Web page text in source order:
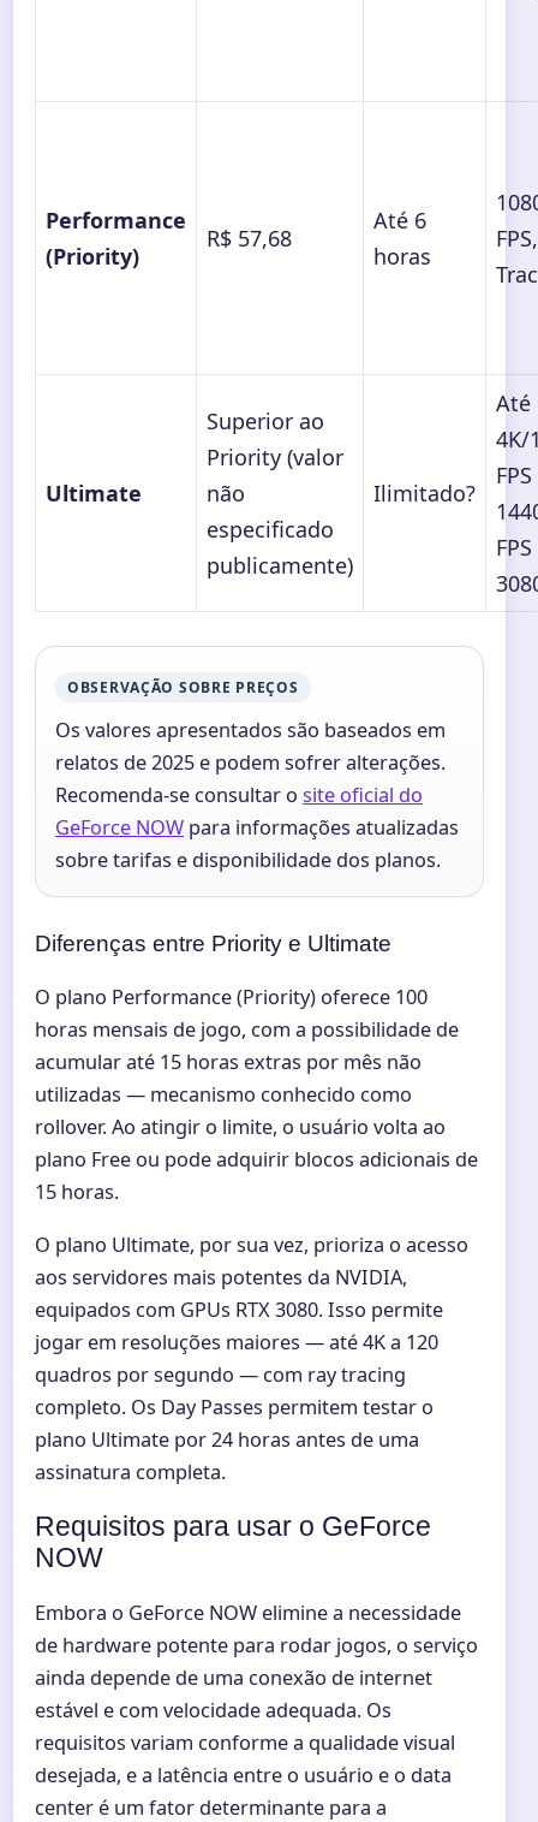
Performance
(Priority)
R$ 57,68
Até 6
horas
Ultimate
Superior ao
Priority (valor
não
especificado
publicamente)
Ilimitado?
Até
4K/
OBSERVAÇÃO SOBRE PREÇOS
Os valores apresentados são baseados em
relatos de 2025 e podem sofrer alterações.
Recomenda-se consultar o site oficial do
GeForce NOW para informações atualizadas
sobre tarifas e disponibilidade dos planos.
Diferenças entre Priority e Ultimate
O plano Performance (Priority) oferece 100
horas mensais de jogo, com a possibilidade de
acumular até 15 horas extras por mês não
utilizadas — mecanismo conhecido como
rollover. Ao atingir o limite, o usuário volta ao
plano Free ou pode adquirir blocos adicionais de
15 horas.
O plano Ultimate, por sua vez, prioriza o acesso
aos servidores mais potentes da NVIDIA,
equipados com GPUs RTX 3080. Isso permite
jogar em resoluções maiores — até 4K a 120
quadros por segundo — com ray tracing
completo. Os Day Passes permitem testar o
plano Ultimate por 24 horas antes de uma
assinatura completa.
Requisitos para usar o GeForce
NOW
Embora o GeForce NOW elimine a necessidade
de hardware potente para rodar jogos, o serviço
ainda depende de uma conexão de internet
estável e com velocidade adequada. Os
requisitos variam conforme a qualidade visual
desejada, e a latência entre o usuário e o data
center é um fator determinante para a